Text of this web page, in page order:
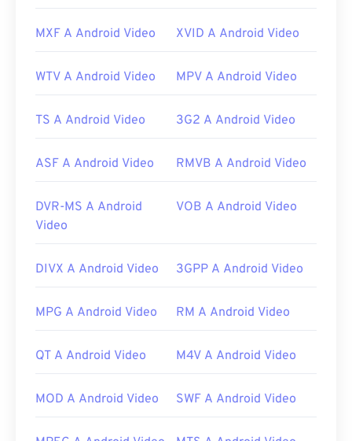
RealNetworks RealPlayer Cloud , Eltima Elmedia
Sviluppato da: Adobe
Link utili:
https://en.wikipedia.org/wiki/Flash_Video
MXF A Android Video XVID A Android Video
WTV A Android Video MPV A Android Video
TS A Android Video 3G2 A Android Video
ASF A Android Video RMVB A Android Video
DVR-MS A Android
Video
VOB A Android Video
DIVX A Android Video 3GPP A Android Video
MPG A Android Video RM A Android Video
QT A Android Video M4V A Android Video
MOD A Android Video SWF A Android Video